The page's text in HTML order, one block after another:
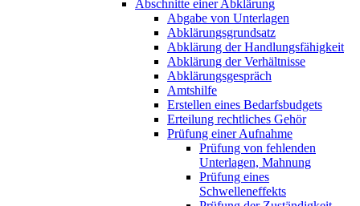
Abschnitte einer Abklärung
Abgabe von Unterlagen
Abklärungsgrundsatz
Abklärung der Handlungsfähigkeit
Abklärung der Verhältnisse
Abklärungsgespräch
Amtshilfe
Erstellen eines Bedarfsbudgets
Erteilung rechtliches Gehör
Prüfung einer Aufnahme
Prüfung von fehlenden
Unterlagen, Mahnung
Prüfung eines
Schwelleneffekts